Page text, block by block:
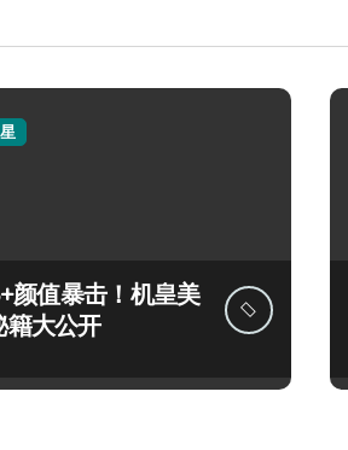
颜值暴击！机皇美
籍大公开